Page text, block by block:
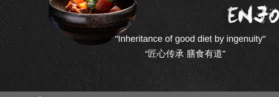
"Inheritance of good diet by ingenuity"
“匠心传承 膳食有道”